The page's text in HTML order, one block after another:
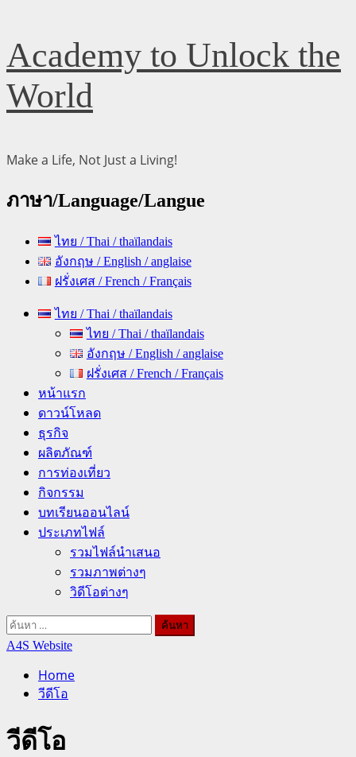
Skip
to
content
Academy to Unlock the
World
Make a Life, Not Just a Living!
ภาษา/Language/Langue
ไทย / Thai / thaïlandais
อังกฤษ / English / anglaise
ฝรั่งเศส / French / Français
Primary ไทย / Thai / thaïlandais
ไทย / Thai / thaïlandais
อังกฤษ / English / anglaise
ฝรั่งเศส / French / Français
หน้าแรก
ดาวน์โหลด
ธุรกิจ
ผลิตภัณฑ์
การท่องเที่ยว
กิจกรรม
บทเรียนออนไลน์
ประเภทไฟล์
รวมไฟล์นำเสนอ
รวมภาพต่างๆ
วิดีโอต่างๆ
ค้นหา
สำหรับ:
A4S Website
Home
วีดีโอ
วีดีโอ